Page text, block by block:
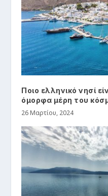
Ποιο ελληνικό νησί
όμορφα μέρη του
26 Μαρτίου, 2024